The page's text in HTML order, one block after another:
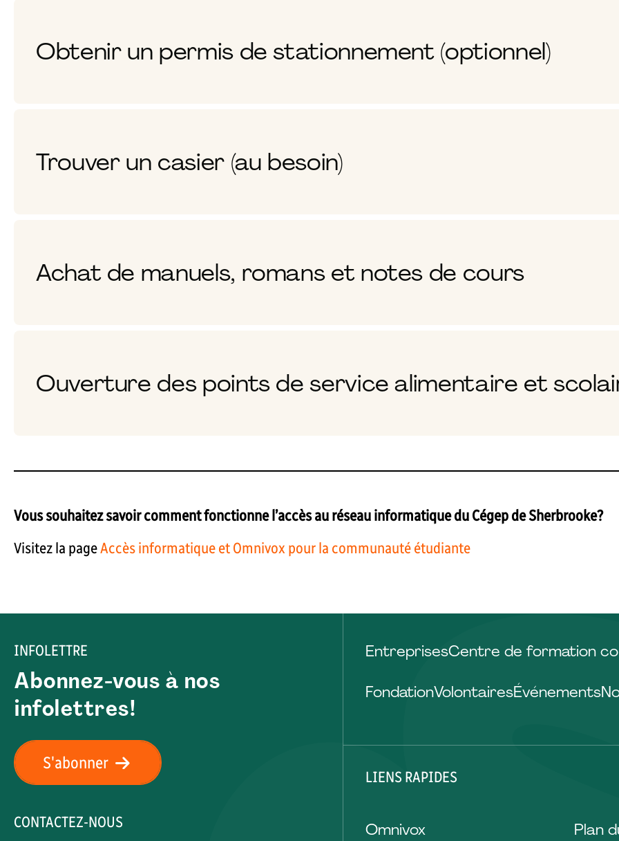
Obtenir un permis de stationnement (optionnel)
Trouver un casier (au besoin)
Achat de manuels, romans et notes de cours
Ouverture des points de service alimentaire et
Vous souhaitez savoir comment fonctionne l’accès au réseau informatique du Cégep de Sherbrooke?
Visitez la pageAccès informatique et Omnivox pour la communauté étudiante
INFOLETTRE
Abonnez-vous à nos
infolettres!
S'abonner
CONTACTEZ-NOUS
EntreprisesCentre de formation
FondationVolontairesÉvénements
LIENS RAPIDES
Omnivox Plan